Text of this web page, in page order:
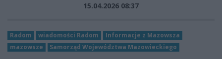
15.04.2026 08:37
Radom wiadomości Radom
Informacje z Mazowsza
mazowsze
Samorząd Województwa Mazowieckiego